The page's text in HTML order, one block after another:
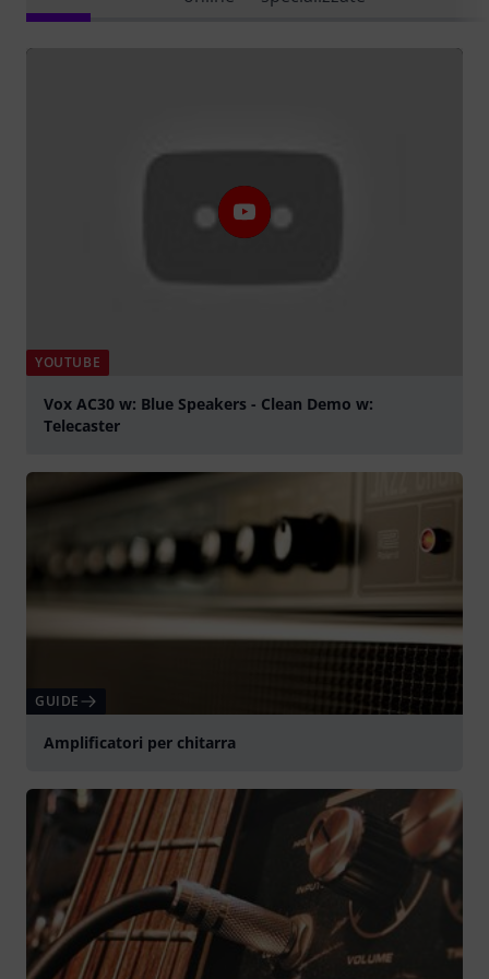
YOUTUBE
Vox AC30 w: Blue Speakers - Clean Demo w:
Telecaster
GUIDE
Amplificatori per chitarra